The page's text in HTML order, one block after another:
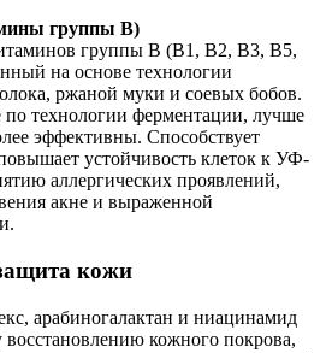
группы В)
группы В (В1, В2, В3, В5,
на основе технологии
ржаной муки и соевых бобов.
технологии ферментации, лучше
эффективны. Способствует
устойчивость клеток к УФ-
аллергических проявлений,
акне и выраженной
кожи
арабиногалактан и ниацинамид
кожного покрова,